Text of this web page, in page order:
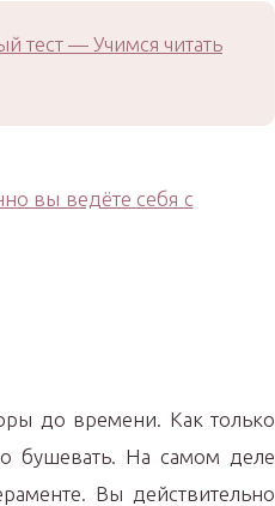
тест — Учимся читать
до времени. Как только
бушевать. На самом деле
Вы действительно